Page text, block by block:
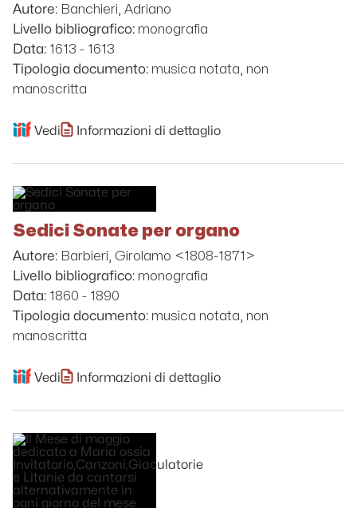
Autore: Banchieri, Adriano
Livello bibliografico: monografia
Data: 1613 - 1613
Tipologia documento: musica notata, non
manoscritta
Vedi Informazioni di dettaglio
Sedici Sonate per organo
Autore: Barbieri, Girolamo <1808-1871>
Livello bibliografico: monografia
Data: 1860 - 1890
Tipologia documento: musica notata, non
manoscritta
Vedi Informazioni di dettaglio